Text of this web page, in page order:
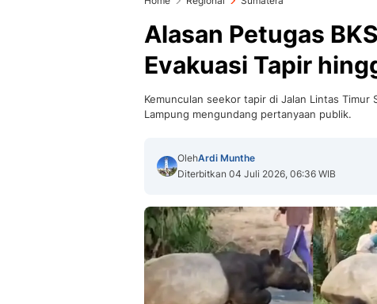
Alasan Petugas
Evakuasi Tapir
Kemunculan seekor tapir di Jalan Lintas
Lampung mengundang pertanyaan publik.
OlehArdi Munthe
Diterbitkan 04 Juli 2026, 06:36 WIB